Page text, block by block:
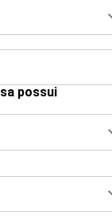
possui